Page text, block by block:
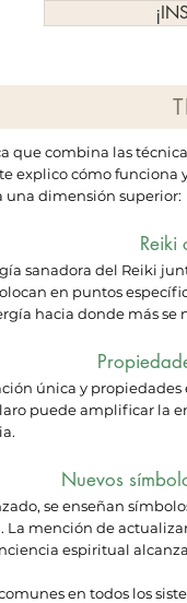
que combina las
explico cómo
una dimensión superior:
Reiki
sanadora del Reiki
en puntos
hacia donde más se
única y
puede amplificar la
Nuevos
se enseñan
La mención de
espiritual
en todos los